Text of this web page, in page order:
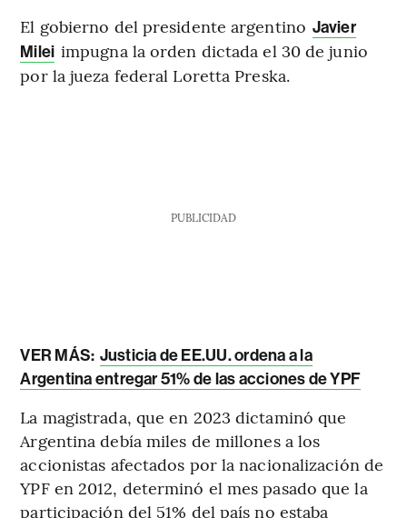
El gobierno del presidente argentino Javier
Milei impugna la orden dictada el 30 de junio
por la jueza federal Loretta Preska.
PUBLICIDAD
VER MÁS: Justicia de EE.UU. ordena a la
Argentina entregar 51% de las acciones de YPF
La magistrada, que en 2023 dictaminó que
Argentina debía miles de millones a los
accionistas afectados por la nacionalización de
YPF en 2012, determinó el mes pasado que la
participación del 51% del país no estaba